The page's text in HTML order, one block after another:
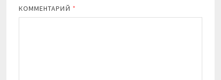
КОММЕНТАРИЙ *